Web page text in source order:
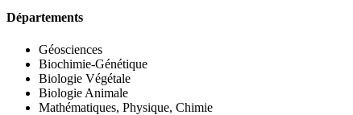
Départements
Géosciences
Biochimie-Génétique
Biologie Végétale
Biologie Animale
Mathématiques, Physique, Chimie